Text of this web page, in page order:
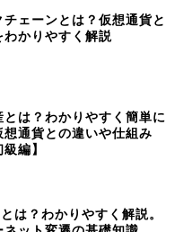
チェーンとは？仮想通貨と
わかりやすく解説
とは？わかりやすく簡単に
想通貨との違いや仕組み
編】
は？わかりやすく解説。